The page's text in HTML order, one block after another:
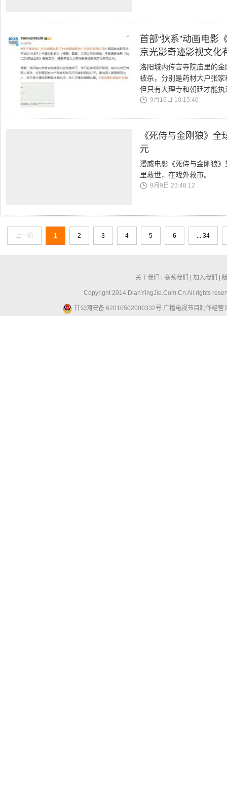
首部“狄系”动画电影
京光影奇迹影视文化
洛阳城内传言寺院庙里的
被杀，分别是药材大户张
但只有大理寺和朝廷才能
9月16日 10:15:40
《死侍与金刚狼》
元
漫威电影《死侍与金刚狼
里救世，在戏外救市。
9月9日 23:48:12
上一页 1 2 3 4 5 6 ... 34
关于我们 联系我们 加入我们
Copyright 2014 DianYingJie.Com.Cn All rights
甘公网安备 62010502000332号 广播电视节目制作经